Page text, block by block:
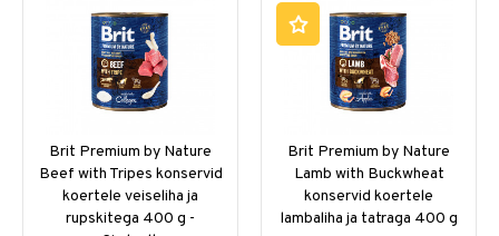
Brit Premium by Nature
Beef with Tripes konservid
koertele veiseliha ja
rupskitega 400 g -
Brit Premium by Nature
Lamb with Buckwheat
konservid koertele
lambaliha ja tatraga 400 g